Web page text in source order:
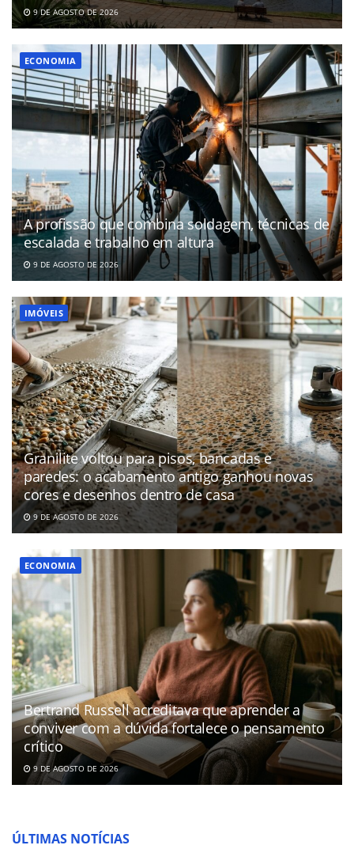
9 DE AGOSTO DE 2026
ECONOMIA
A profissão que combina soldagem, técnicas de
escalada e trabalho em altura
9 DE AGOSTO DE 2026
IMÓVEIS
Granilite voltou para pisos, bancadas e
paredes: o acabamento antigo ganhou novas
cores e desenhos dentro de casa
9 DE AGOSTO DE 2026
ECONOMIA
Bertrand Russell acreditava que aprender a
conviver com a dúvida fortalece o pensamento
crítico
9 DE AGOSTO DE 2026
ÚLTIMAS NOTÍCIAS